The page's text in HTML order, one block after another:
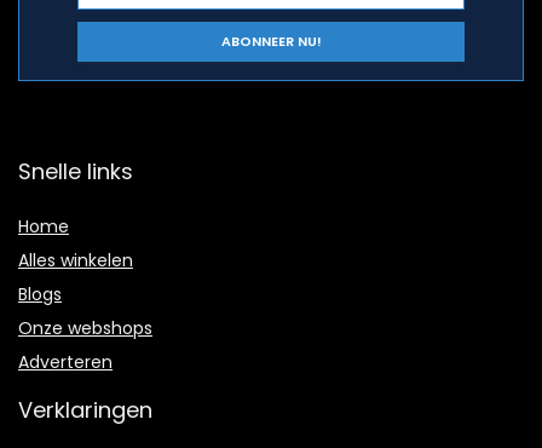
Snelle links
Home
Alles winkelen
Blogs
Onze webshops
Adverteren
Verklaringen